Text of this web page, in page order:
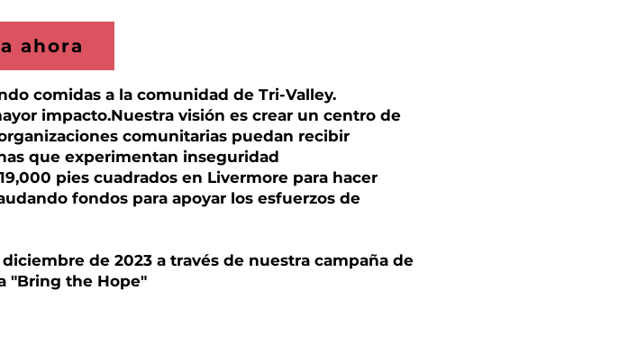
ahora
comidas a la comunidad de Tri-Valley.
impacto.Nuestra visión es crear un centro de
comunitarias puedan recibir
que experimentan inseguridad
pies cuadrados en Livermore para hacer
fondos para apoyar los esfuerzos de
de 2023 a través de nuestra campaña de
"Bring the Hope"